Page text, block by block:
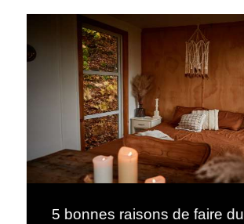
5 bonnes raisons de faire du